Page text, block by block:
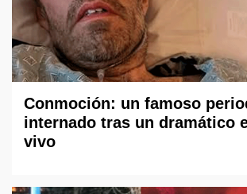
Conmoción: un famoso
internado tras un dramático
vivo